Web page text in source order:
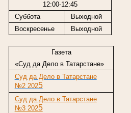
12:00-12:45
Суббота
Выходной
Воскресенье
Выходной
Газета
«Суд да Дело в Татарстане»
Суд да Дело в Татарстане
№2 2025
Суд да Дело в Татарстане
№3 2025